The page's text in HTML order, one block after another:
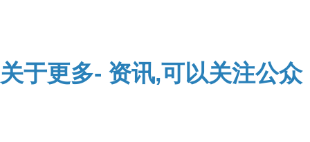
关于更多- 资讯,可以关注公众